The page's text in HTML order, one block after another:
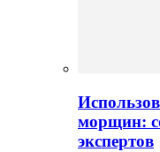
морщин:
экспертов